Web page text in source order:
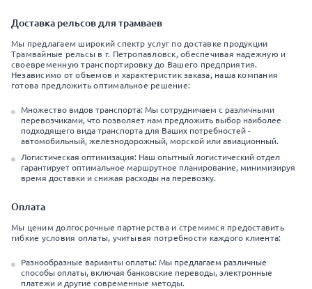
Доставка рельсов для трамваев
Мы предлагаем широкий спектр услуг по доставке продукции
Трамвайные рельсы в г. Петропавловск, обеспечивая надежную и
своевременную транспортировку до Вашего предприятия.
Независимо от объемов и характеристик заказа, наша компания
готова предложить оптимальное решение:
Множество видов транспорта: Мы сотрудничаем с различными
перевозчиками, что позволяет нам предложить выбор наиболее
подходящего вида транспорта для Ваших потребностей -
автомобильный, железнодорожный, морской или авиационный.
Логистическая оптимизация: Наш опытный логистический отдел
гарантирует оптимальное маршрутное планирование, минимизируя
время доставки и снижая расходы на перевозку.
Оплата
Мы ценим долгосрочные партнерства и стремимся предоставить
гибкие условия оплаты, учитывая потребности каждого клиента:
Разнообразные варианты оплаты: Мы предлагаем различные
способы оплаты, включая банковские переводы, электронные
платежи и другие современные методы.